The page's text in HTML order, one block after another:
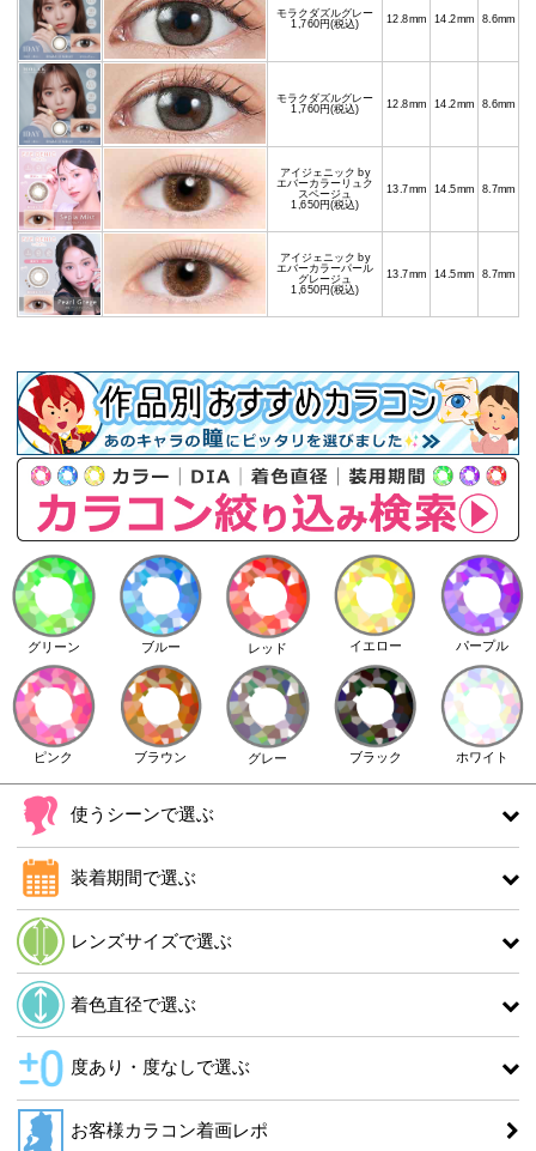
モラクダズルグレー
1,760円(税込)
12.8mm 14.2mm 8.6mm
モラクダズルグレー
1,760円(税込)
12.8mm 14.2mm 8.6mm
アイジェニック by
エバーカラーリュク
スベージュ
1,650円(税込)
13.7mm 14.5mm 8.7mm
アイジェニック by
エバーカラーパール
グレージュ
1,650円(税込)
13.7mm 14.5mm 8.7mm
グリーン ブルー レッド イエロー パープル
ピンク ブラウン グレー ブラック ホワイト
使うシーンで選ぶ
装着期間で選ぶ
レンズサイズで選ぶ
着色直径で選ぶ
度あり・度なしで選ぶ
お客様カラコン着画レポ